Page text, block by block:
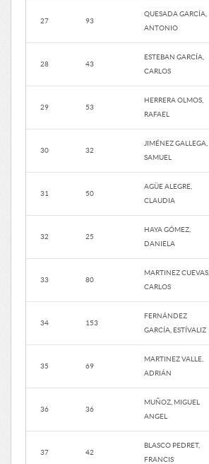
27 93
QUESADA GARCÍA,
ANTONIO
28 43
ESTEBAN GARCÍA,
CARLOS
29 53
HERRERA OLMOS,
RAFAEL
30 32
JIMÉNEZ GALLEGA,
SAMUEL
31 50
AGÜE ALEGRE,
CLAUDIA
32 25
HAYA GÓMEZ,
DANIELA
33 80
MARTINEZ CUEVAS,
CARLOS
34 153
FERNÁNDEZ
GARCÍA, ESTÍVALIZ
35 69
MARTINEZ VALLE,
ADRIÁN
36 36
MUÑOZ, MIGUEL
ANGEL
37 42
BLASCO PEDRET,
FRANCIS